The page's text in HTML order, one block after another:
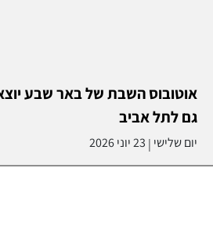
אוטובוס השבת של באר שבע
גם לתל אביב
יום שלישי | 23 יוני 2026